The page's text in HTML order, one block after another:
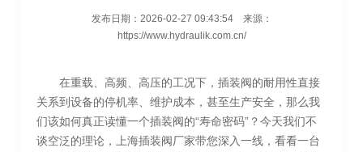
发布日期： 2026-02-27 09:43:54
来源：
https://www.hydraulik.com.cn/
在重载、高频、高压的工况下，插装阀的耐用性直接
关系到设备的停机率、维护成本，甚至生产安全，那么我
们该如何真正读懂一个插装阀的“寿命密码”？今天我们不
谈空泛的理论，上海插装阀厂家带您深入一线，看看一台